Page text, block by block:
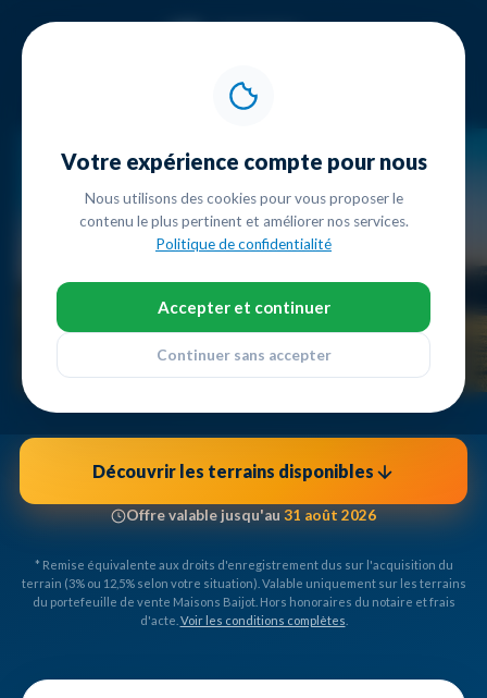
Votre expérience compte pour nous
Nous utilisons des cookies pour vous proposer le
contenu le plus pertinent et améliorer nos services.
Politique de confidentialité
Accepter et continuer
Continuer sans accepter
frais de notaire
OFFERTS
Maisons Baijot vous rembourse l'équivalent des
d'enregistrementsur les terrains denotre portefeuille
jusqu'à
12,5% du prix d'achat. Sur un terrain à 80.000€, c'est
Découvrir les terrains disponibles
Offre valable jusqu'au 31 août 2026
* Remise équivalente aux droits d'enregistrement dus sur l'acquisition du
terrain (3% ou 12,5% selon votre situation). Valable uniquement sur les terrains
du portefeuille de vente Maisons Baijot. Hors honoraires du notaire et frais
d'acte. Voir les conditions complètes